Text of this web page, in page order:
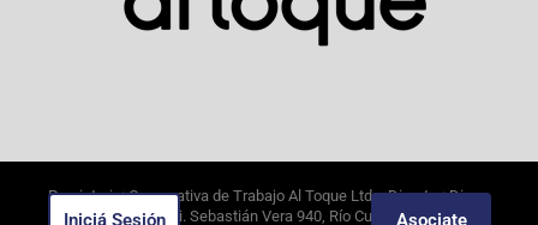
Propietario: Cooperativa de Trabajo Al Toque Ltda. Director: Diego
Alejandro Borghi. Sebastián Vera 940, Río Cuarto, Córdoba.
Asociate
Iniciá Sesión